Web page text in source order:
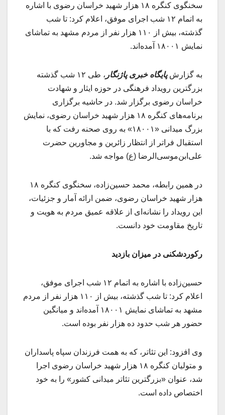
سخنگوی کنگره ۱۸ هزار شهید خراسان رضوی با اشاره
به اتمام ۱۲ شب اجرای موفق، اعلام کرد: تا شب
گذشته، بیش از ۱۱۰ هزار نفر از مردم مشهد به تماشای
نمایش ۱۸۰۰۱ آمده‌اند.
به گزارشپایگاه خبری پاژنگار
، طی ۱۲ شب گذشته
بزرگترین رویداد فرهنگی در حوزه ایثار و شهادت
خراسان رضوی برگزار شد. در حاشیه برگزاری
برنامه‌های کنگره ۱۸ هزار شهید خراسان رضوی، نمایش
بزرگ میدانی «۱۸۰۰۱» به روی صحنه رفت که با
استقبال فراتر از انتظار زائرین و مجاورین حضرت
علی‌ابن‌موسی‌الرضا (ع) مواجه شد.
در همین رابطه، محمد حسین‌زاده، سخنگوی کنگره ۱۸
هزار شهید خراسان رضوی، ضمن ارائه آمار و جزئیات،
این رویداد را نشانه‌ای از علاقه عمیق مردم به هویت و
تاریخ مقاومت خود دانست.
رکوردشکنی در میزان بازدید
حسین‌زاده با اشاره به اتمام ۱۲ شب اجرای موفق،
اعلام کرد: تا شب گذشته، بیش از ۱۱۰ هزار نفر از مردم
مشهد به تماشای نمایش ۱۸۰۰۱ آمده‌اند و میانگین
حضور هر شب حدود ده هزار نفر بوده است.
وی افزود: این تئاتر، که به همت فرزندان سپاه پاسداران
و متولیان کنگره ۱۸ هزار شهید خراسان رضوی اجرا
شد، عنوان «بزرگترین تئاتر میدانی کشور» را به خود
اختصاص داده است.